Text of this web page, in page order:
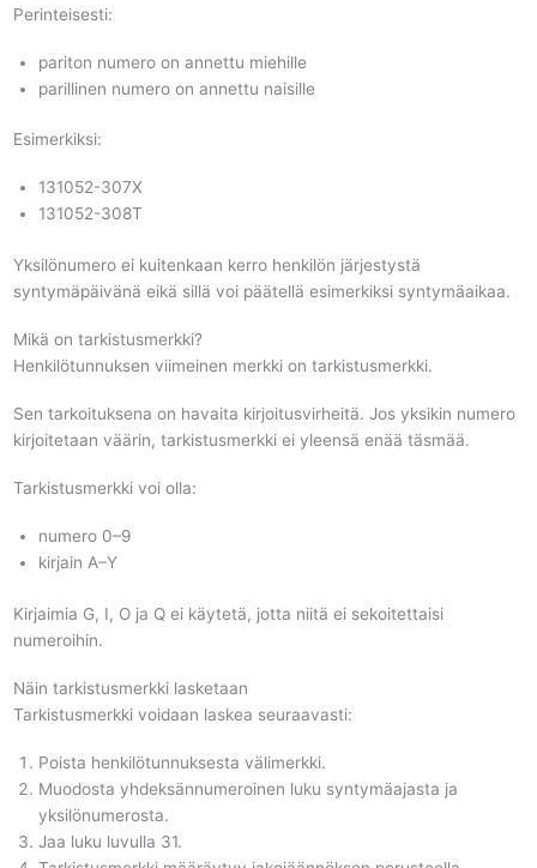
Perinteisesti:
pariton numero on annettu miehille
parillinen numero on annettu naisille
Esimerkiksi:
131052-307X
131052-308T
Yksilönumero ei kuitenkaan kerro henkilön järjestystä
syntymäpäivänä eikä sillä voi päätellä esimerkiksi syntymäaikaa.
Mikä on tarkistusmerkki?
Henkilötunnuksen viimeinen merkki on tarkistusmerkki.
Sen tarkoituksena on havaita kirjoitusvirheitä. Jos yksikin numero
kirjoitetaan väärin, tarkistusmerkki ei yleensä enää täsmää.
Tarkistusmerkki voi olla:
numero 0–9
kirjain A–Y
Kirjaimia G, I, O ja Q ei käytetä, jotta niitä ei sekoitettaisi
numeroihin.
Näin tarkistusmerkki lasketaan
Tarkistusmerkki voidaan laskea seuraavasti:
Poista henkilötunnuksesta välimerkki.
Muodosta yhdeksännumeroinen luku syntymäajasta ja
yksilönumerosta.
Jaa luku luvulla 31.